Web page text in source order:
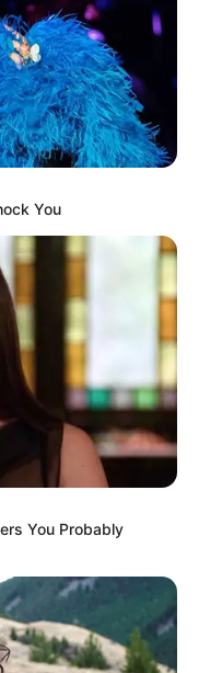
3
You
You Probably